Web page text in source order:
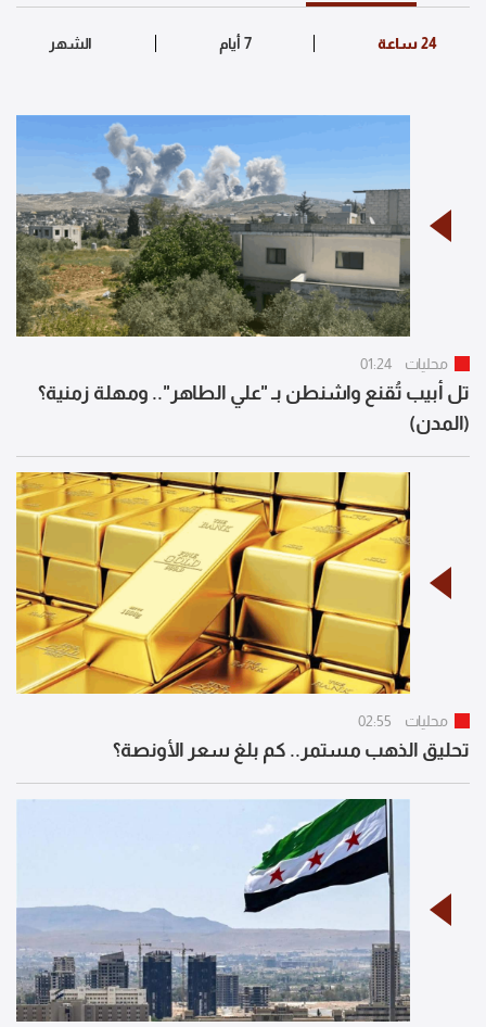
محليات 01:24
تل أبيب تُقنع واشنطن بـ "علي الطاهر".. ومهلة زمنية؟
(المدن)
محليات 02:55
تحليق الذهب مستمر.. كم بلغ سعر الأونصة؟